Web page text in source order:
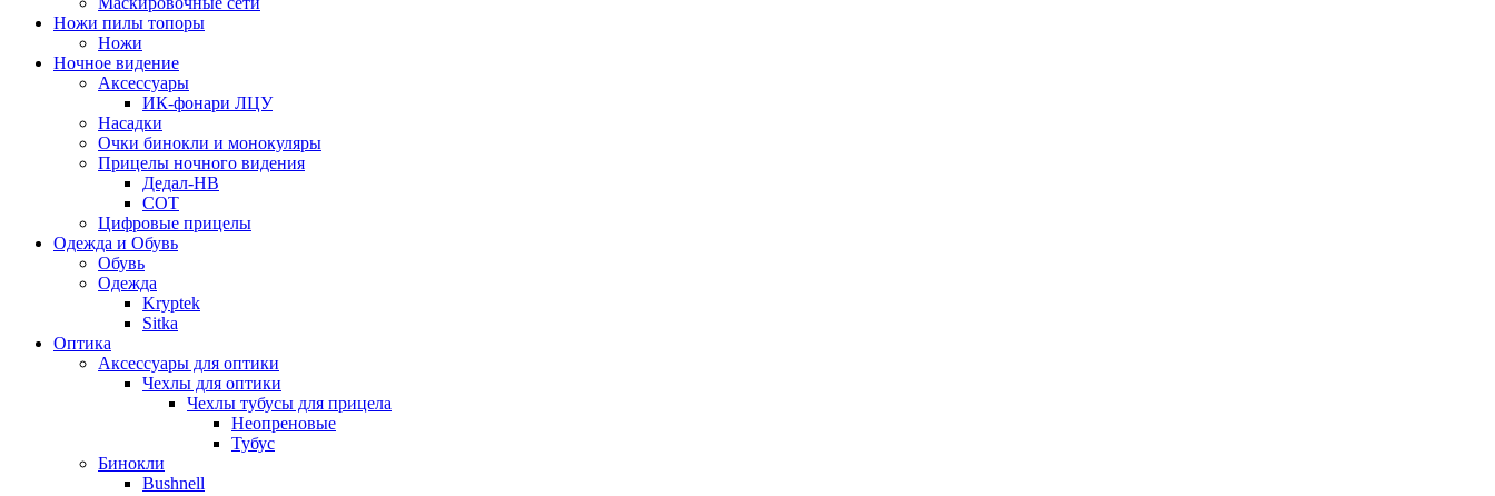
Ножи пилы топоры
Ножи
Ночное видение
Аксессуары
ИК-фонари ЛЦУ
Насадки
Очки бинокли и монокуляры
Прицелы ночного видения
Дедал-НВ
СОТ
Цифровые прицелы
Одежда и Обувь
Обувь
Одежда
Kryptek
Sitka
Оптика
Аксессуары для оптики
Чехлы для оптики
Чехлы тубусы для прицела
Неопреновые
Тубус
Бинокли
Bushnell